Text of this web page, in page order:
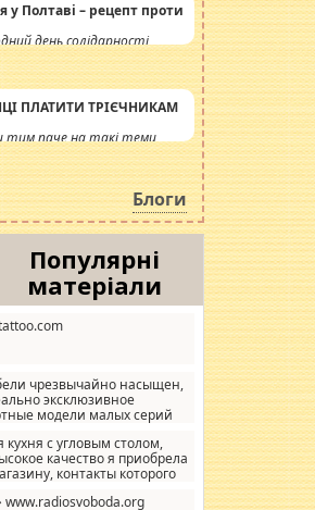
у Полтаві – рецепт проти
день солідарності
ПЛАТИТИ ТРІЄЧНИКАМ
тим паче на такі теми,
Обурюють сьогоднішні
питання.
ще одна соціальна
Блоги
Популярні
матеріали
чрезвычайно насыщен,
эксклюзивное
модели малых серий
формы, в MebelOk,
со вкусом все в порядке,
мебель, а это не
кухня с угловым столом,
качество я приобрела
контакты которого
www.radiosvoboda.org